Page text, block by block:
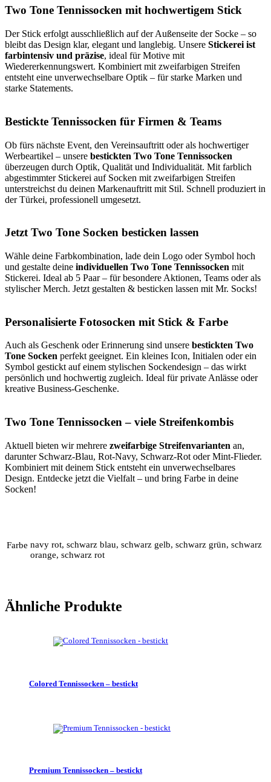
Two Tone Tennissocken mit hochwertigem Stick
Der Stick erfolgt ausschließlich auf der Außenseite der Socke – so
bleibt das Design klar, elegant und langlebig. Unsere Stickerei ist
farbintensiv und präzise, ideal für Motive mit
Wiedererkennungswert. Kombiniert mit zweifarbigen Streifen
entsteht eine unverwechselbare Optik – für starke Marken und
starke Statements.
Bestickte Tennissocken für Firmen & Teams
Ob fürs nächste Event, den Vereinsauftritt oder als hochwertiger
Werbeartikel – unsere bestickten Two Tone Tennissocken
überzeugen durch Optik, Qualität und Individualität. Mit farblich
abgestimmter Stickerei auf Socken mit zweifarbigen Streifen
unterstreichst du deinen Markenauftritt mit Stil. Schnell produziert in
der Türkei, professionell umgesetzt.
Jetzt Two Tone Socken besticken lassen
Wähle deine Farbkombination, lade dein Logo oder Symbol hoch
und gestalte deine individuellen Two Tone Tennissocken mit
Stickerei. Ideal ab 5 Paar – für besondere Aktionen, Teams oder als
stylischer Merch. Jetzt gestalten & besticken lassen mit Mr. Socks!
Personalisierte Fotosocken mit Stick & Farbe
Auch als Geschenk oder Erinnerung sind unsere bestickten Two
Tone Socken perfekt geeignet. Ein kleines Icon, Initialen oder ein
Symbol gestickt auf einem stylischen Sockendesign – das wirkt
persönlich und hochwertig zugleich. Ideal für private Anlässe oder
kreative Business-Geschenke.
Two Tone Tennissocken – viele Streifenkombis
Aktuell bieten wir mehrere zweifarbige Streifenvarianten an,
darunter Schwarz-Blau, Rot-Navy, Schwarz-Rot oder Mint-Flieder.
Kombiniert mit deinem Stick entsteht ein unverwechselbares
Design. Entdecke jetzt die Vielfalt – und bring Farbe in deine
Socken!
Farbe navy rot, schwarz blau, schwarz gelb, schwarz grün, schwarz
orange, schwarz rot
Ähnliche Produkte
Colored Tennissocken – bestickt
Premium Tennissocken – bestickt